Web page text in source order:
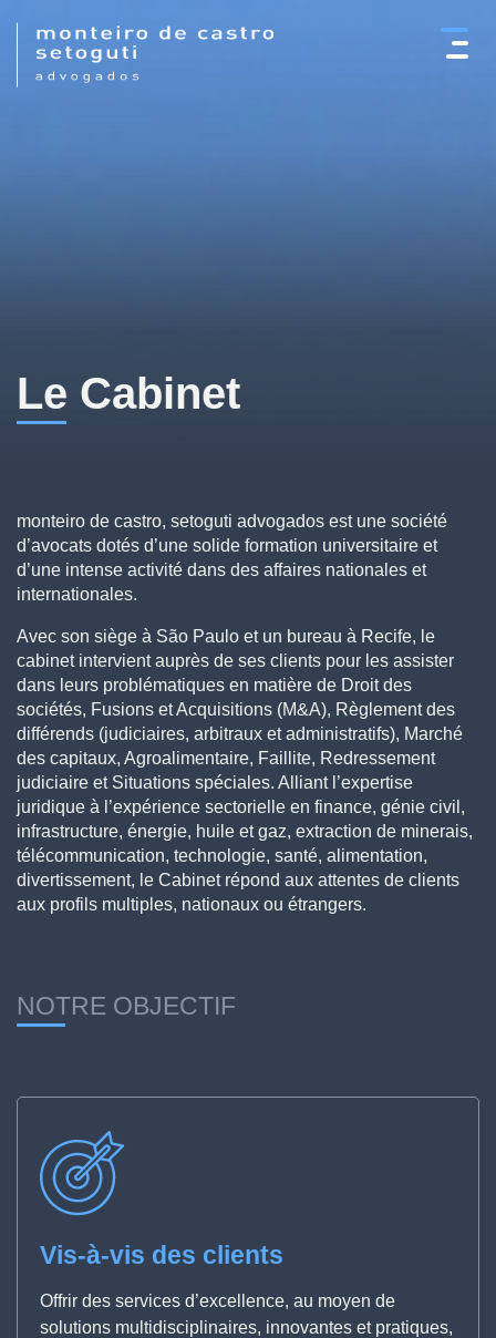
×
Le Cabinet
monteiro de castro, setoguti advogados est une société
d’avocats dotés d’une solide formation universitaire et
d’une intense activité dans des affaires nationales et
internationales.
Avec son siège à São Paulo et un bureau à Recife, le
cabinet intervient auprès de ses clients pour les assister
dans leurs problématiques en matière de Droit des
sociétés, Fusions et Acquisitions (M&A), Règlement des
différends (judiciaires, arbitraux et administratifs), Marché
des capitaux, Agroalimentaire, Faillite, Redressement
judiciaire et Situations spéciales. Alliant l’expertise
juridique à l’expérience sectorielle en finance, génie civil,
infrastructure, énergie, huile et gaz, extraction de minerais,
télécommunication, technologie, santé, alimentation,
divertissement, le Cabinet répond aux attentes de clients
aux profils multiples, nationaux ou étrangers.
NOTRE OBJECTIF
Vis-à-vis des clients
Offrir des services d’excellence, au moyen de
solutions multidisciplinaires, innovantes et pratiques,